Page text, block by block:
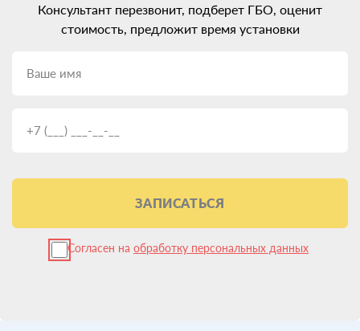
Консультант перезвонит, подберет ГБО, оценит
стоимость, предложит время установки
ЗАПИСАТЬСЯ
Согласен на обработку персональных данных